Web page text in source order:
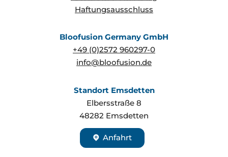
Haftungsausschluss
Bloofusion Germany GmbH
+49 (0)2572 960297-0
info@bloofusion.de
Standort Emsdetten
Elbersstraße 8
48282 Emsdetten
Anfahrt